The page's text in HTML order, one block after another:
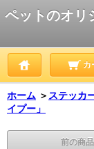
ペットのオ
カ
ホーム ＞ ステッカ
イプー」
前の商